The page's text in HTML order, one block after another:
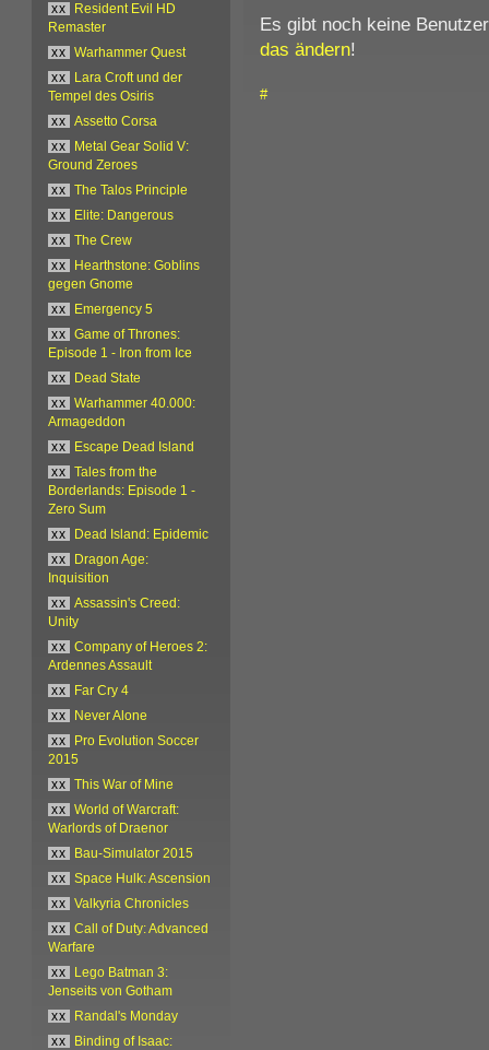
Es gibt noch keine
das ändern!
#
xx
Resident Evil HD
Remaster
xx
Warhammer Quest
xx
Lara Croft und der
Tempel des Osiris
xx
Assetto Corsa
xx
Metal Gear Solid V:
Ground Zeroes
xx
The Talos Principle
xx
Elite: Dangerous
xx
The Crew
xx
Hearthstone: Goblins
gegen Gnome
xx
Emergency 5
xx
Game of Thrones:
Episode 1 - Iron from Ice
xx
Dead State
xx
Warhammer 40.000:
Armageddon
xx
Escape Dead Island
xx
Tales from the
Borderlands: Episode 1 -
Zero Sum
xx
Dead Island: Epidemic
xx
Dragon Age:
Inquisition
xx
Assassin's Creed:
Unity
xx
Company of Heroes 2:
Ardennes Assault
xx
Far Cry 4
xx
Never Alone
xx
Pro Evolution Soccer
2015
xx
This War of Mine
xx
World of Warcraft:
Warlords of Draenor
xx
Bau-Simulator 2015
xx
Space Hulk: Ascension
xx
Valkyria Chronicles
xx
Call of Duty: Advanced
Warfare
xx
Lego Batman 3:
Jenseits von Gotham
xx
Randal's Monday
xx
Binding of Isaac: